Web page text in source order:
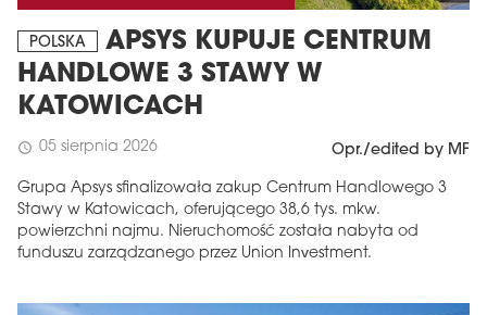
POLSKA
APSYS KUPUJE CENTRUM
HANDLOWE 3 STAWY W
KATOWICACH
schedule 05 sierpnia 2026 Opr./edited by MF
Grupa Apsys sfinalizowała zakup Centrum Handlowego 3
Stawy w Katowicach, oferującego 38,6 tys. mkw.
powierzchni najmu. Nieruchomość została nabyta od
funduszu zarządzanego przez Union Investment.